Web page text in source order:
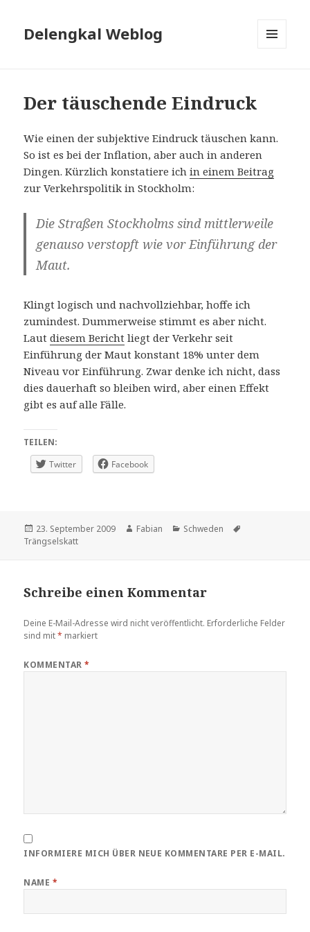
Delengkal Weblog
Der täuschende Eindruck
Wie einen der subjektive Eindruck täuschen kann.
So ist es bei der Inflation, aber auch in anderen
Dingen. Kürzlich konstatiere ichin einem Beitrag
zur Verkehrspolitik in Stockholm:
Die Straßen Stockholms sind mittlerweile
genauso verstopft wie vor Einführung der
Maut.
Klingt logisch und nachvollziehbar, hoffe ich
zumindest. Dummerweise stimmt es aber nicht.
Lautdiesem Bericht liegt der Verkehr seit
Einführung der Maut konstant 18% unter dem
Niveau vor Einführung. Zwar denke ich nicht, dass
dies dauerhaft so bleiben wird, aber einen Effekt
gibt es auf alle Fälle.
TEILEN:
Twitter
Facebook
Veröffentlicht
am
23. September 2009 Autor
Fabian Kategorien
Schweden
Trängselskatt
Schreibe einen Kommentar
Deine E-Mail-Adresse wird nicht veröffentlicht. Erforderliche Felder
sind mit* markiert
KOMMENTAR*
INFORMIERE MICH ÜBER NEUE KOMMENTARE PER E-MAIL.
NAME *